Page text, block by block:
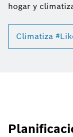
hogar y
Climatiza